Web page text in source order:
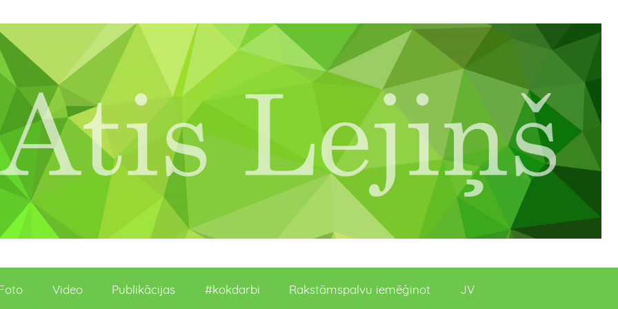
Video Publikācijas #kokdarbi Rakstāmspalvu iemēģinot JV